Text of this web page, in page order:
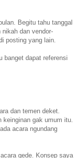
Begitu tahu tanggal
dan vendor-
posting yang lain.
banget dapat referensi
dan temen deket.
keinginan gak umum itu.
acara ngundang
gede. Konsep saya